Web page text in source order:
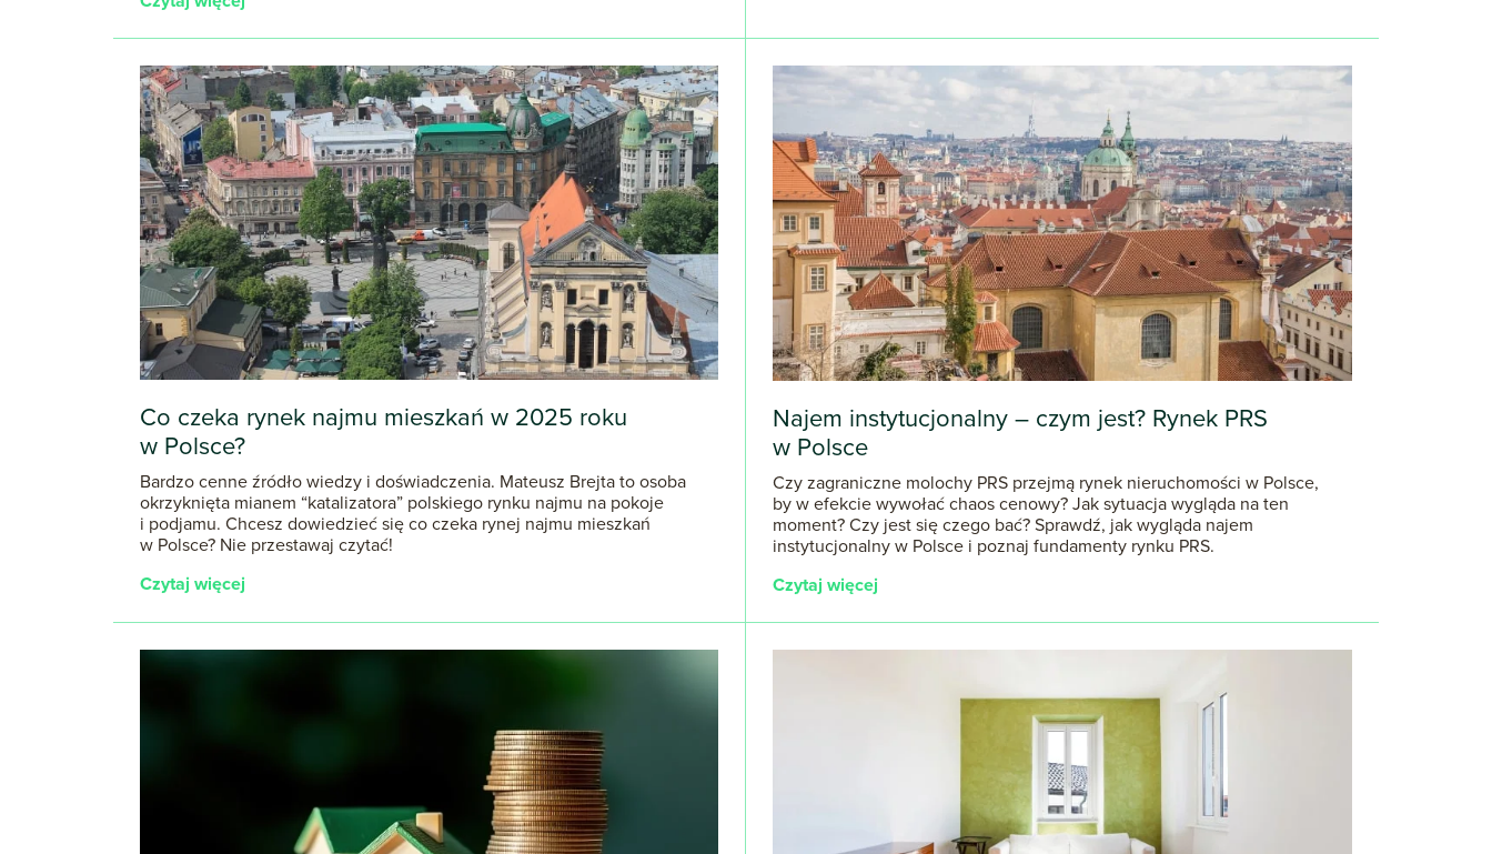
Co czeka rynek najmu mieszkań w 2025 roku
w Polsce?
Bardzo cenne źródło wiedzy i doświadczenia. Mateusz Brejta to osoba
okrzyknięta mianem “katalizatora” polskiego rynku najmu na pokoje
i podjamu. Chcesz dowiedzieć się co czeka rynej najmu mieszkań
w Polsce? Nie przestawaj czytać!
Czytaj więcej
Najem instytucjonalny – czym jest? Rynek PRS
w Polsce
Czy zagraniczne molochy PRS przejmą rynek nieruchomości w Polsce,
by w efekcie wywołać chaos cenowy? Jak sytuacja wygląda na ten
moment? Czy jest się czego bać? Sprawdź, jak wygląda najem
instytucjonalny w Polsce i poznaj fundamenty rynku PRS.
Czytaj więcej